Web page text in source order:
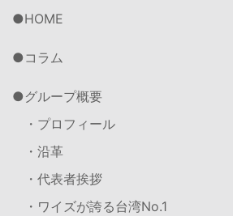
HOME
コラム
グループ概要
・プロフィール
・沿革
・代表者挨拶
・ワイズが誇る台湾No.1